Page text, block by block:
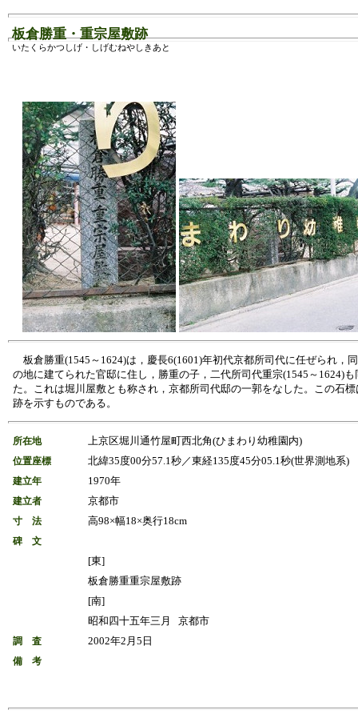
板倉勝重・重宗屋敷跡
いたくらかつしげ・しげむねやしきあと
板倉勝重(1545～1624)は，慶長6(1601)年初代京都所司代に任ぜられ，
の地に建てられた官邸に住し，勝重の子，二代所司代重宗(1545～1624)
た。これは堀川屋敷とも称され，京都所司代邸の一郭をなした。この石
跡を示すものである。
所在地 上京区堀川通竹屋町西北角(ひまわり幼稚園内)
位置座標 北緯35度00分57.1秒／東経135度45分05.1秒(世界測地系)
建立年 1970年
建立者 京都市
寸 法 高98×幅18×奥行18cm
碑 文
[東]
板倉勝重重宗屋敷跡
[南]
昭和四十五年三月 京都市
調 査 2002年2月5日
備 考